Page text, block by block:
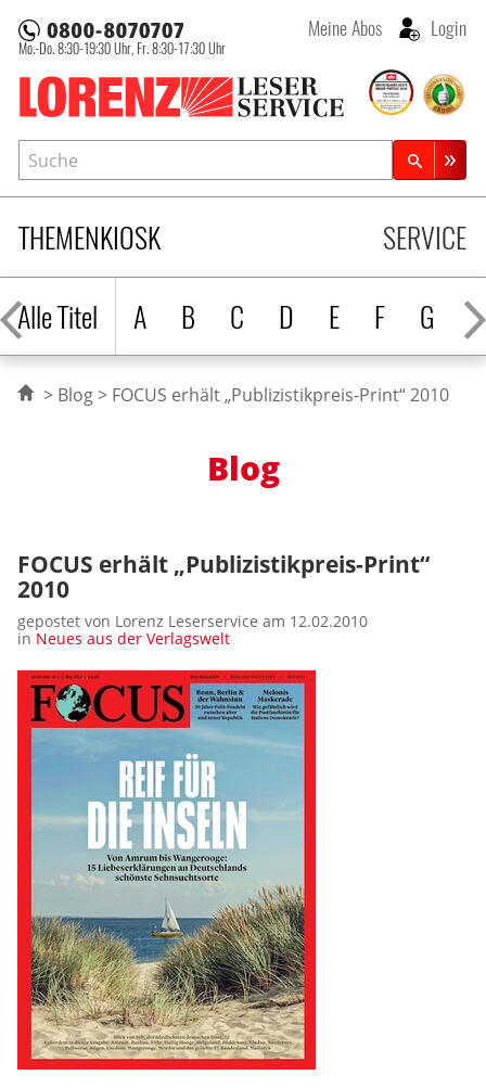
Lorenz Leserservice
Mo.-Do. 8:30-19:30 Uhr, Fr. 8:30-17:30 Uhr
Meine Abos Login
THEMENKIOSK
Alle Titel
A B C D E F G H
SERVICE
Suche
Zeitschriftensuche
Blog FOCUS erhält „Publizistikpreis-Print“ 2010
Blog
FOCUS erhält „Publizistikpreis-Print“
2010
gepostet von Lorenz Leserservice am 12.02.2010
in Neues aus der Verlagswelt